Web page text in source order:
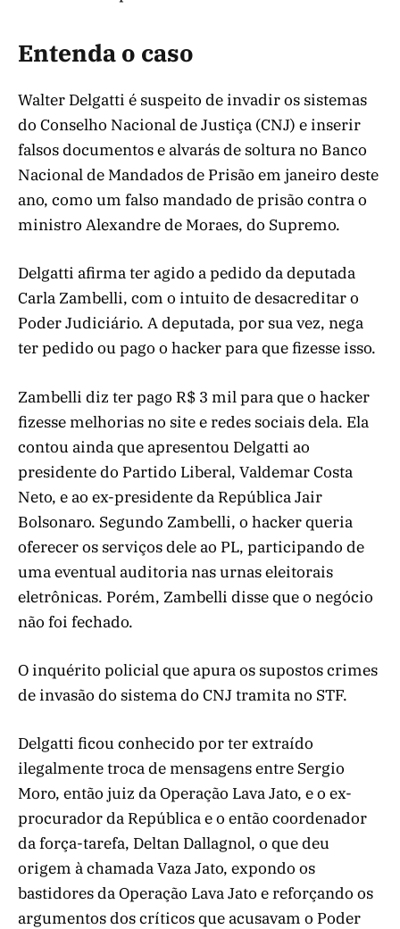
Entenda o caso
Walter Delgatti é suspeito de invadir os sistemas
do Conselho Nacional de Justiça (CNJ) e inserir
falsos documentos e alvarás de soltura no Banco
Nacional de Mandados de Prisão em janeiro deste
ano, como um falso mandado de prisão contra o
ministro Alexandre de Moraes, do Supremo.
Delgatti afirma ter agido a pedido da deputada
Carla Zambelli, com o intuito de desacreditar o
Poder Judiciário. A deputada, por sua vez, nega
ter pedido ou pago o hacker para que fizesse isso.
Zambelli diz ter pago R$ 3 mil para que o hacker
fizesse melhorias no site e redes sociais dela. Ela
contou ainda que apresentou Delgatti ao
presidente do Partido Liberal, Valdemar Costa
Neto, e ao ex-presidente da República Jair
Bolsonaro. Segundo Zambelli, o hacker queria
oferecer os serviços dele ao PL, participando de
uma eventual auditoria nas urnas eleitorais
eletrônicas. Porém, Zambelli disse que o negócio
não foi fechado.
O inquérito policial que apura os supostos crimes
de invasão do sistema do CNJ tramita no STF.
Delgatti ficou conhecido por ter extraído
ilegalmente troca de mensagens entre Sergio
Moro, então juiz da Operação Lava Jato, e o ex-
procurador da República e o então coordenador
da força-tarefa, Deltan Dallagnol, o que deu
origem à chamada Vaza Jato, expondo os
bastidores da Operação Lava Jato e reforçando os
argumentos dos críticos que acusavam o Poder